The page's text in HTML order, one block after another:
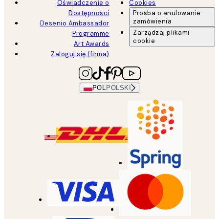
Oświadczenie o
Dostępności
Desenio Ambassador
Programme
Art Awards
Zaloguj się (firma)
Cookies
Prośba o anulowanie
zamówienia
Zarządzaj plikami
cookie
POL POLSKI